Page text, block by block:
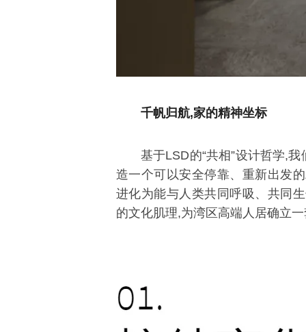
千帆归航,家的精神坐标
基于LSD的“共相”设计哲学,
造一个可以安全停靠、重新出发
进化为能与人类共同呼吸、共同
的文化肌理,为湾区高端人居确立